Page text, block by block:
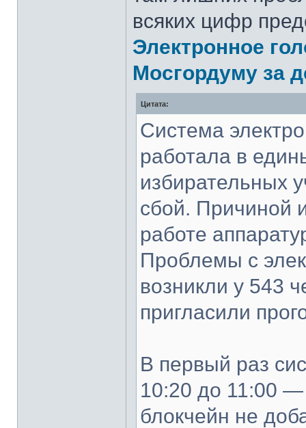
всяких цифр
Электронное
Мосгордуму за
Цитата:
Система
работала в
избирательных
сбой. Причиной
работе
Проблемы с
возникли у 543
пригласили
В первый раз
10:20 до 11:00 —
блокчейн не